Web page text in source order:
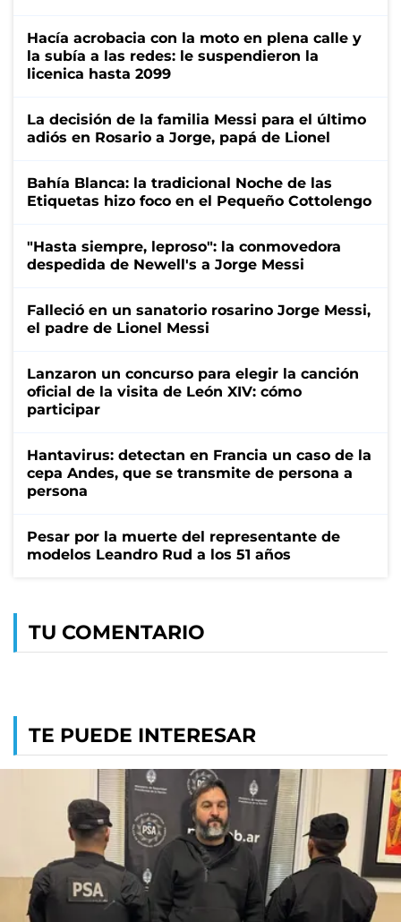
Hacía acrobacia con la moto en plena calle y
la subía a las redes: le suspendieron la
licenica hasta 2099
La decisión de la familia Messi para el último
adiós en Rosario a Jorge, papá de Lionel
Bahía Blanca: la tradicional Noche de las
Etiquetas hizo foco en el Pequeño Cottolengo
"Hasta siempre, leproso": la conmovedora
despedida de Newell's a Jorge Messi
Falleció en un sanatorio rosarino Jorge Messi,
el padre de Lionel Messi
Lanzaron un concurso para elegir la canción
oficial de la visita de León XIV: cómo
participar
Hantavirus: detectan en Francia un caso de la
cepa Andes, que se transmite de persona a
persona
Pesar por la muerte del representante de
modelos Leandro Rud a los 51 años
TU COMENTARIO
TE PUEDE INTERESAR